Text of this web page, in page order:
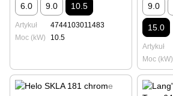
6.0 9.0 10.5
Artykuł
4744103011483
Moc (kW)
10.5
9.0
15.0
Artykuł
Moc (kW)